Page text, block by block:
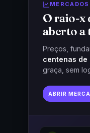
MERCADOS
O raio-x
aberto a
Preços,
centenas de
graça, sem
ABRIR